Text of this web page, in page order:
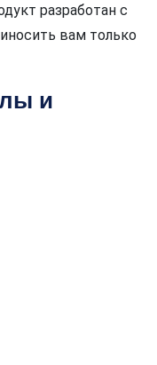
разработан с
вам только
и